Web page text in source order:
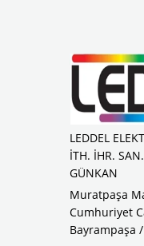
LEDDEL
İTH. İHR.
GÜNKAN
Muratpaşa
Cumhuriyet
Bayrampaşa